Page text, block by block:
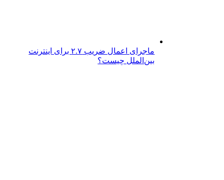
ماجرای اعمال ضریب ۲.۷ برای اینترنت
بین‌الملل چیست؟